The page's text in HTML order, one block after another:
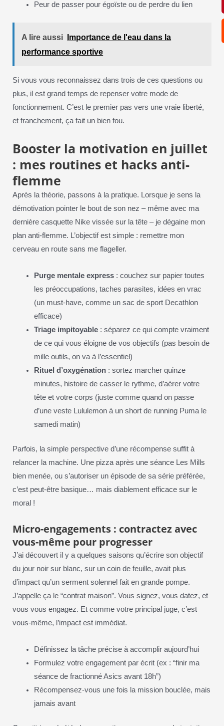
Peur de passer pour égoïste ou de perdre du lien
A lire aussi
Importance de l'eau dans la
performance sportive
Si vous vous reconnaissez dans trois de ces questions ou
plus, il est grand temps de repenser votre mode de
fonctionnement. C’est le premier pas vers une vraie liberté,
et franchement, ça fait un bien fou.
Booster la motivation en juillet
: mes routines et hacks anti-
flemme
Après la théorie, passons à la pratique. Lorsque je sens la
démotivation pointer le bout de son nez – même avec ma
dernière casquette Nike vissée sur la tête – je dégaine mon
plan anti-flemme. L’objectif est simple : remettre mon
cerveau en route sans me flageller.
Purge mentale express : couchez sur papier toutes
les préoccupations, taches parasites, idées en vrac
(un must-have, comme un sac de sport Decathlon
efficace)
Triage impitoyable : séparez ce qui compte vraiment
de ce qui vous éloigne de vos objectifs (pas besoin de
mille outils, on va à l’essentiel)
Rituel d’oxygénation : sortez marcher quinze
minutes, histoire de casser le rythme, d’aérer votre
tête et votre corps (juste comme quand on passe
d’une veste Lululemon à un short de running Puma le
samedi matin)
Parfois, la simple perspective d’une récompense suffit à
relancer la machine. Une pizza après une séance Les Mills
bien menée, ou s’autoriser un épisode de sa série préférée,
c’est peut-être basique… mais diablement efficace sur le
moral !
Micro-engagements : contractez avec
vous-même pour progresser
J’ai découvert il y a quelques saisons qu’écrire son objectif
du jour noir sur blanc, sur un coin de feuille, avait plus
d’impact qu’un serment solennel fait en grande pompe.
J’appelle ça le “contrat maison”. Vous signez, vous datez, et
vous vous engagez. Et comme votre principal juge, c’est
vous-même, l’impact est immédiat.
Définissez la tâche précise à accomplir aujourd’hui
Formulez votre engagement par écrit (ex : “finir ma
séance de fractionné Asics avant 18h”)
Récompensez-vous une fois la mission bouclée, mais
jamais avant